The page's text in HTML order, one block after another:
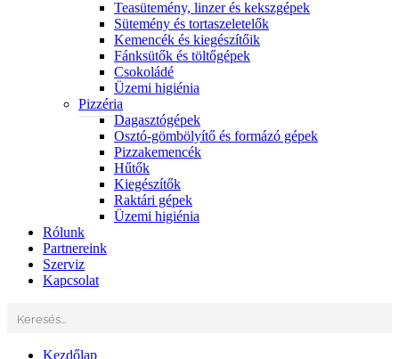
Teasütemény, linzer és kekszgépek
Sütemény és tortaszeletelők
Kemencék és kiegészítőik
Fánksütők és töltőgépek
Csokoládé
Üzemi higiénia
Pizzéria
Dagasztógépek
Osztó-gömbölyítő és formázó gépek
Pizzakemencék
Hűtők
Kiegészítők
Raktári gépek
Üzemi higiénia
Rólunk
Partnereink
Szerviz
Kapcsolat
Kezdőlap